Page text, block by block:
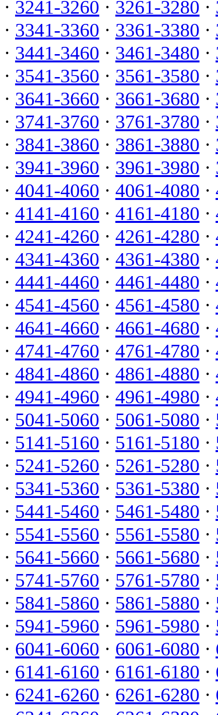
· 3241-3260 · 3261-3280 ·
· 3341-3360 · 3361-3380 ·
· 3441-3460 · 3461-3480 ·
· 3541-3560 · 3561-3580 ·
· 3641-3660 · 3661-3680 ·
· 3741-3760 · 3761-3780 ·
· 3841-3860 · 3861-3880 ·
· 3941-3960 · 3961-3980 ·
· 4041-4060 · 4061-4080 ·
· 4141-4160 · 4161-4180 ·
· 4241-4260 · 4261-4280 ·
· 4341-4360 · 4361-4380 ·
· 4441-4460 · 4461-4480 ·
· 4541-4560 · 4561-4580 ·
· 4641-4660 · 4661-4680 ·
· 4741-4760 · 4761-4780 ·
· 4841-4860 · 4861-4880 ·
· 4941-4960 · 4961-4980 ·
· 5041-5060 · 5061-5080 ·
· 5141-5160 · 5161-5180 ·
· 5241-5260 · 5261-5280 ·
· 5341-5360 · 5361-5380 ·
· 5441-5460 · 5461-5480 ·
· 5541-5560 · 5561-5580 ·
· 5641-5660 · 5661-5680 ·
· 5741-5760 · 5761-5780 ·
· 5841-5860 · 5861-5880 ·
· 5941-5960 · 5961-5980 ·
· 6041-6060 · 6061-6080 ·
· 6141-6160 · 6161-6180 ·
· 6241-6260 · 6261-6280 ·